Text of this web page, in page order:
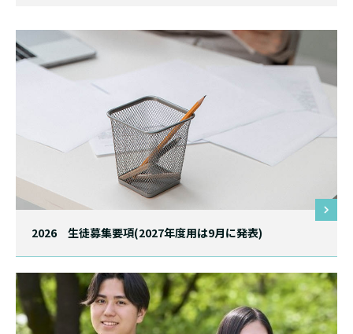
2026 生徒募集要項(2027年度用は9月に発表)